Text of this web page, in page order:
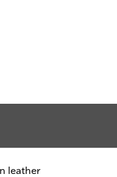
leather